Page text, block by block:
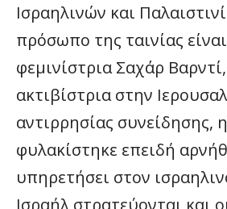
Ισραηλινών και
πρόσωπο της ταινίας
φεμινίστρια Σαχάρ
ακτιβίστρια στην
αντιρρησίας συνείδησης,
φυλακίστηκε επειδή
υπηρετήσει στον
Ισραήλ στρατεύονται και